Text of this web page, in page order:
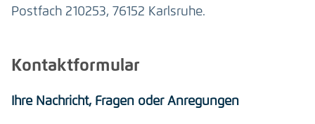
Postfach 210253, 76152 Karlsruhe.
Kontaktformular
Ihre Nachricht, Fragen oder Anregungen